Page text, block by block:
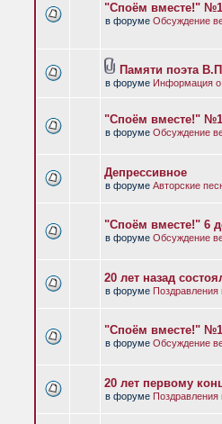
"Споём вместе!"
в форуме Обсуждение
Памяти поэта
в форуме Информация о
"Споём вместе!"
в форуме Обсуждение
Депрессивное
в форуме Авторские
"Споём вместе!" 6
в форуме Обсуждение
20 лет назад
в форуме Поздравления
"Споём вместе!"
в форуме Обсуждение
20 лет первому
в форуме Поздравления